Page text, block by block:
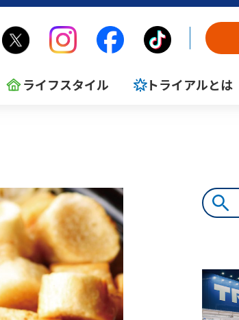
ライフスタイル トライアルとは